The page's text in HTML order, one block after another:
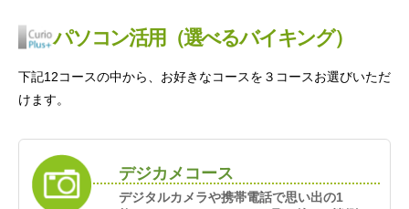
パソコン活用（選べるバイキング）
下記12コースの中から、お好きなコースを３コースお選びいただ
けます。
デジカメコース
デジタルカメラや携帯電話で思い出の1